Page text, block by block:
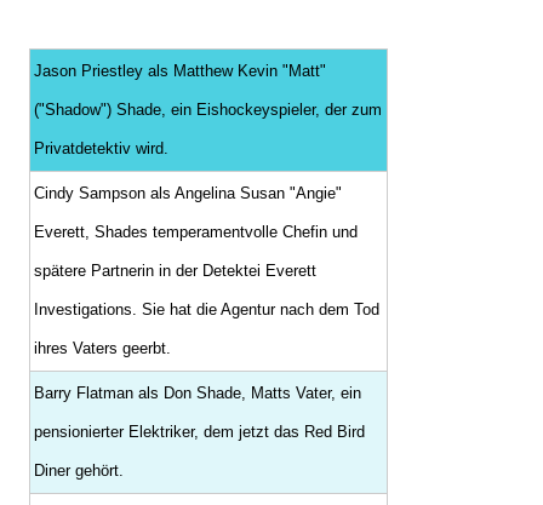
Jason Priestley als Matthew Kevin "Matt"
("Shadow") Shade, ein Eishockeyspieler, der zum
Privatdetektiv wird.
Cindy Sampson als Angelina Susan "Angie"
Everett, Shades temperamentvolle Chefin und
spätere Partnerin in der Detektei Everett
Investigations. Sie hat die Agentur nach dem Tod
ihres Vaters geerbt.
Barry Flatman als Don Shade, Matts Vater, ein
pensionierter Elektriker, dem jetzt das Red Bird
Diner gehört.